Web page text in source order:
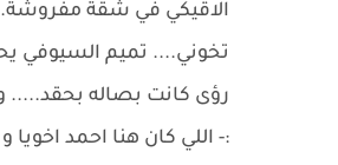
الاقيكي في شقة
تخوني.... تميم السيوفي
رؤى كانت بصاله بحقد.....
:- اللي كان هنا احمد